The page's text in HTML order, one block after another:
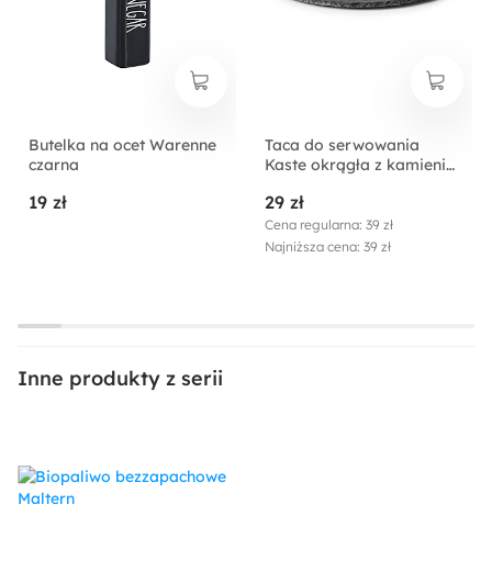
Butelka na ocet Warenne
czarna
19 zł
Taca do serwowania
Kaste okrągła z kamienia
29 zł
Cena regularna: 39 zł
Najniższa cena: 39 zł
Inne produkty z serii